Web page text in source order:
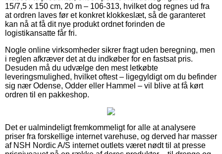
15/7,5 x 150 cm, 20 m – 106-313, hvilket dog regnes ud fra
at ordren laves før et konkret klokkeslæt, så de garanteret
kan nå at få dit nye produkt ordnet forinden de
logistikansatte får fri.
Nogle online virksomheder sikrer fragt uden beregning, men
i reglen afkræver det at du indkøber for en fastsat pris.
Desuden må du udvælge den mest letkøbte
leveringsmulighed, hvilket oftest – ligegyldigt om du befinder
sig nær Odense, Odder eller Hammel – vil blive at få kørt
ordren til en pakkeshop.
Det er ualmindeligt fremkommeligt for alle at analysere
priser fra forskellige internet varehuse, og derved har masser
af NSH Nordic A/S internet outlets været nødt til at presse